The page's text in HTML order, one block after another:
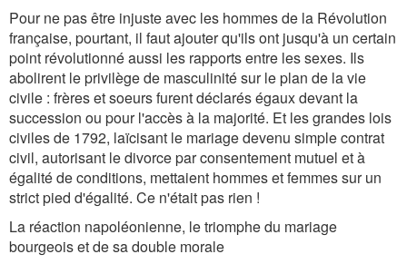
Pour ne pas être injuste avec les hommes de la Révolution
française, pourtant, il faut ajouter qu'ils ont jusqu'à un certain
point révolutionné aussi les rapports entre les sexes. Ils
abolirent le privilège de masculinité sur le plan de la vie
civile : frères et soeurs furent déclarés égaux devant la
succession ou pour l'accès à la majorité. Et les grandes lois
civiles de 1792, laïcisant le mariage devenu simple contrat
civil, autorisant le divorce par consentement mutuel et à
égalité de conditions, mettaient hommes et femmes sur un
strict pied d'égalité. Ce n'était pas rien !
La réaction napoléonienne, le triomphe du mariage
bourgeois et de sa double morale